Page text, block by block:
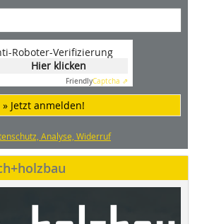
Roboter-Verifizierung
Hier klicken
FriendlyCaptcha ⇗
» Jetzt anmelden!
Analyse, Widerruf